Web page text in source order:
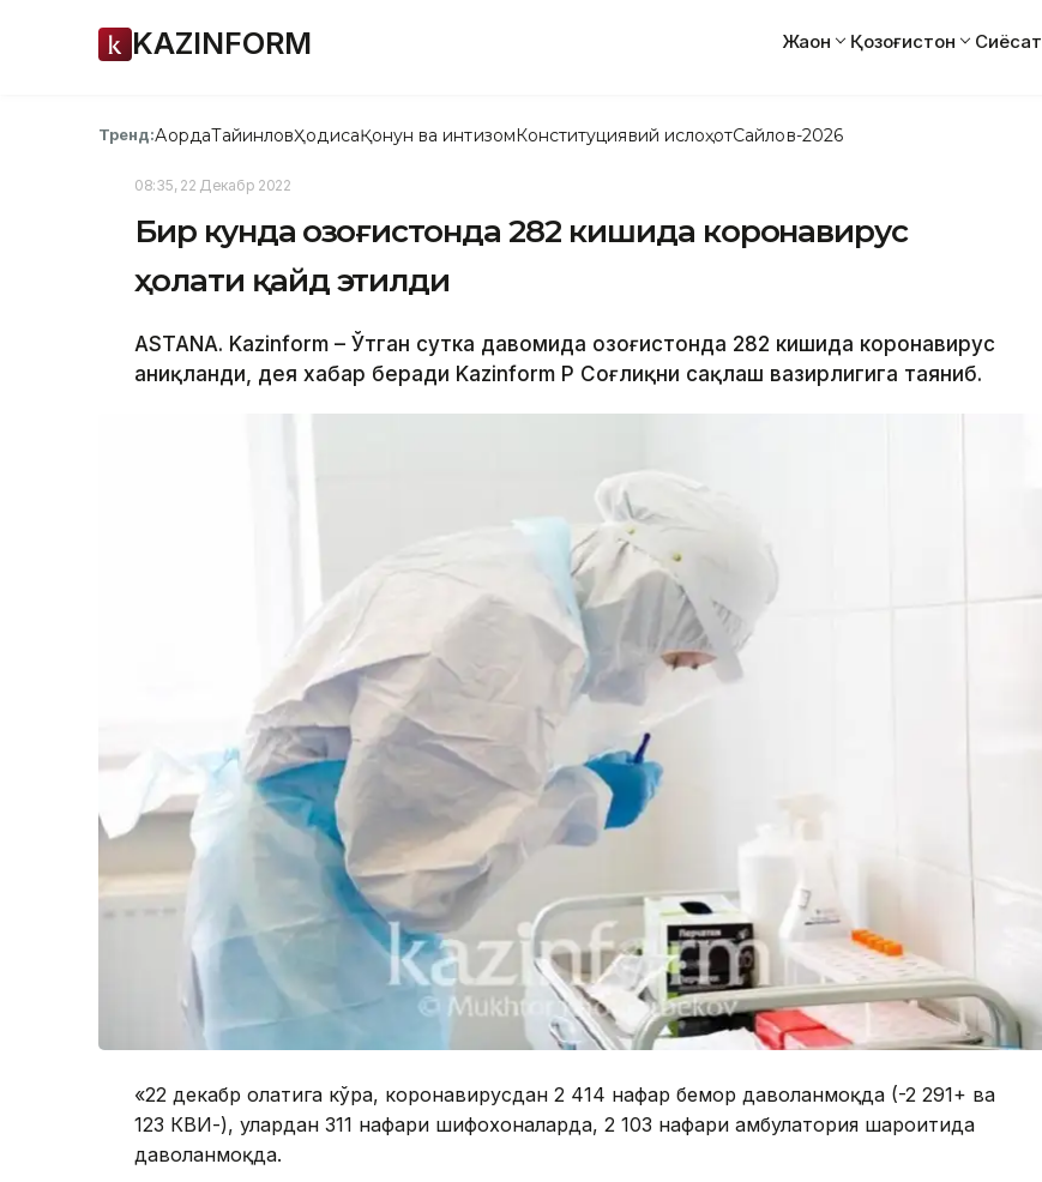
KAZINFORM Жаҳон Қозоғистон Сиёсат
Тренд:АқордаТайинловҲодисаҚонун ва интизомКонституциявий ислоҳотСайлов-2026
08:35, 22 Декабр 2022
Бир кунда Қозоғистонда 282 кишида коронавирус
ҳолати қайд этилди
ASTANA. Kazinform – Ўтган сутка давомида Қозоғистонда 282 кишида коронавирус
аниқланди, дея хабар беради Kazinform ҚР Соғлиқни сақлаш вазирлигига таяниб.
«22 декабр ҳолатига кўра, коронавирусдан 2 414 нафар бемор даволанмоқда (-2 291+ ва
123 КВИ-), улардан 311 нафари шифохоналарда, 2 103 нафари амбулатория шароитида
даволанмоқда.